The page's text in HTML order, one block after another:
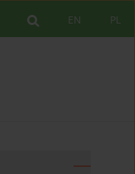
PL
EN